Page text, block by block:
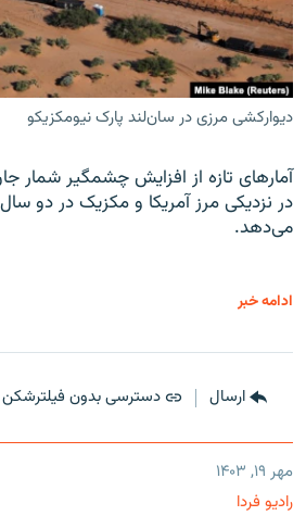
دیوارکشی مرزی در سان‌لند پارک نیومکزیکو
آمارهای تازه از افزایش چشمگیر شمار
در نزدیکی مرز آمریکا و مکزیک در دو
می‌دهد.
ادامه خبر
ارسال دسترسی بدون فیلترشکن
مهر ۱۹, ۱۴۰۳
رادیو فردا